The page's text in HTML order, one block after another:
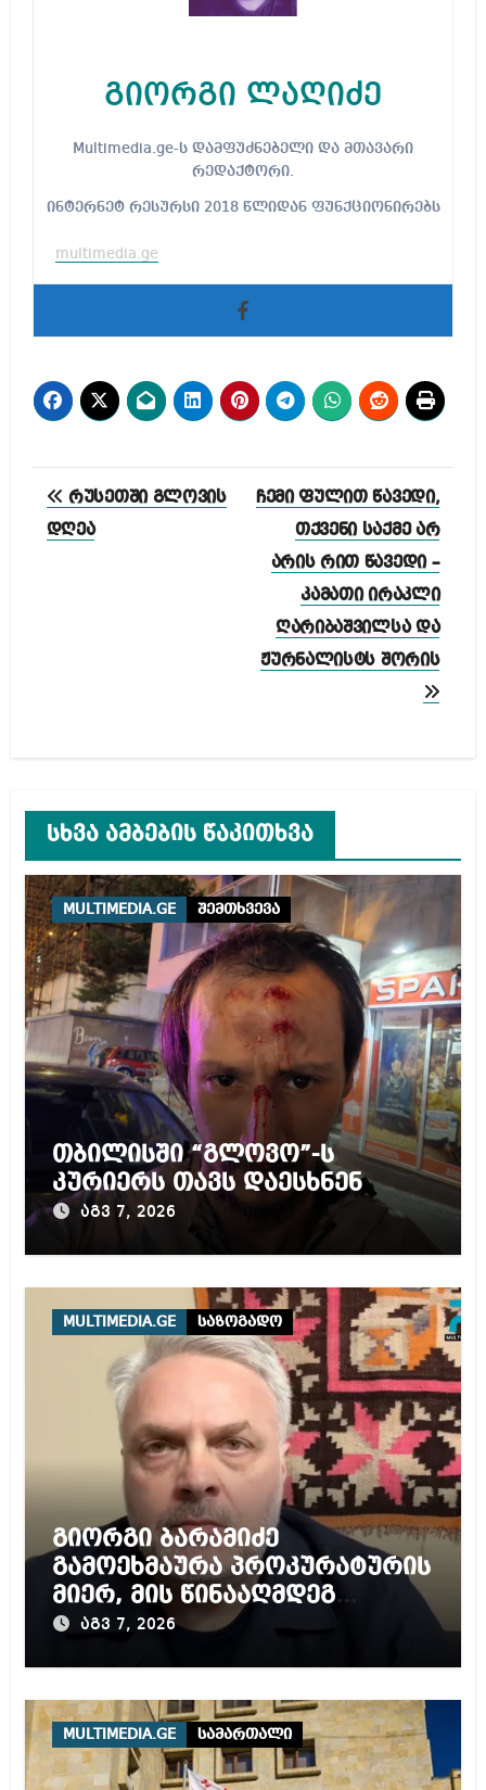
გიორგი ლაღიძე
Multimedia.ge-ს დამფუძნებელი და მთავარი
რედაქტორი.
ინტერნეტ რესურსი 2018 წლიდან ფუნქციონირებს
multimedia.ge
პოსტის
ნავიგაცია
რუსეთში გლოვის
დღეა
ჩემი ფულით წავედი,
თქვენი საქმე არ
არის რით წავედი –
კამათი ირაკლი
ღარიბაშვილსა და
ჟურნალისტს შორის
სხვა ამბების წაკითხვა
MULTIMEDIA.GE შემთხვევა
თბილისში “გლოვო”-ს
კურიერს თავს დაესხნენ
აგვ 7, 2026
MULTIMEDIA.GE საზოგადო
გიორგი ბარამიძე
გამოეხმაურა პროკურატურის
მიერ, მის წინააღმდეგ
დაწყებულ გამოძიებას
აგვ 7, 2026
MULTIMEDIA.GE სამართალი